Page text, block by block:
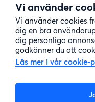
Vi använder
Vi använder cookies
dig en bra
dig personliga
godkänner du att
Läs mer i vår cookie-
Cookiepolicy
Sitemap
Kundtjänst